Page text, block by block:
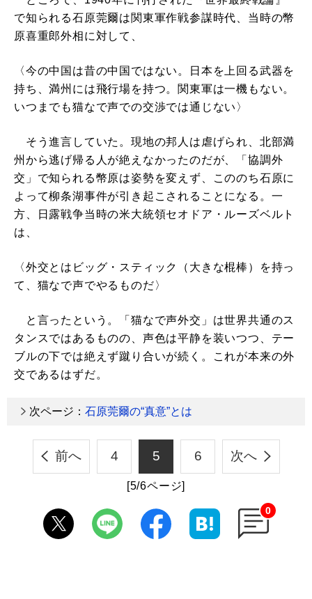
で知られる石原莞爾は関東軍作戦参謀時代、当時の幣
原喜重郎外相に対して、
〈今の中国は昔の中国ではない。日本を上回る武器を
持ち、満州には飛行場を持つ。関東軍は一機もない。
いつまでも猫なで声での交渉では通じない〉
そう進言していた。現地の邦人は虐げられ、北部満
州から逃げ帰る人が絶えなかったのだが、「協調外
交」で知られる幣原は姿勢を変えず、こののち石原に
よって柳条湖事件が引き起こされることになる。一
方、日露戦争当時の米大統領セオドア・ルーズベルト
は、
〈外交とはビッグ・スティック（大きな棍棒）を持っ
て、猫なで声でやるものだ〉
と言ったという。「猫なで声外交」は世界共通のス
タンスではあるものの、声色は平静を装いつつ、テー
ブルの下では絶えず蹴り合いが続く。これが本来の外
交であるはずだ。
次ページ： 石原莞爾の“真意”とは
前へ 4 5 6 次へ
[5/6ページ]
0